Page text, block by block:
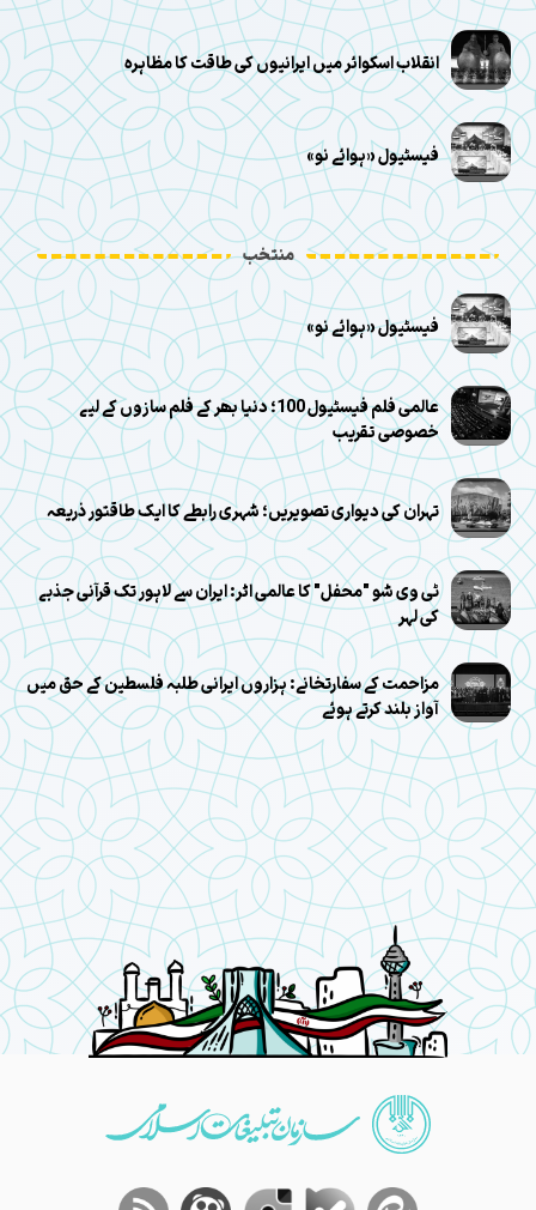
انقلاب اسکوائر میں ایرانیوں کی طاقت کا مظاہرہ
فیسٹیول «ہوائے نو»
منتخب
فیسٹیول «ہوائے نو»
عالمی فلم فیسٹیول 100؛ دنیا بھر کے فلم سازوں کے لیے
خصوصی تقریب
تہران کی دیواری تصویریں؛ شہری رابطے کا ایک طاقتور ذریعہ
ٹی وی شو "محفل" کا عالمی اثر: ایران سے لاہور تک قرآنی جذبے
کی لہر
مزاحمت کے سفارتخانے: ہزاروں ایرانی طلبہ فلسطین کے حق میں
آواز بلند کرتے ہوئے